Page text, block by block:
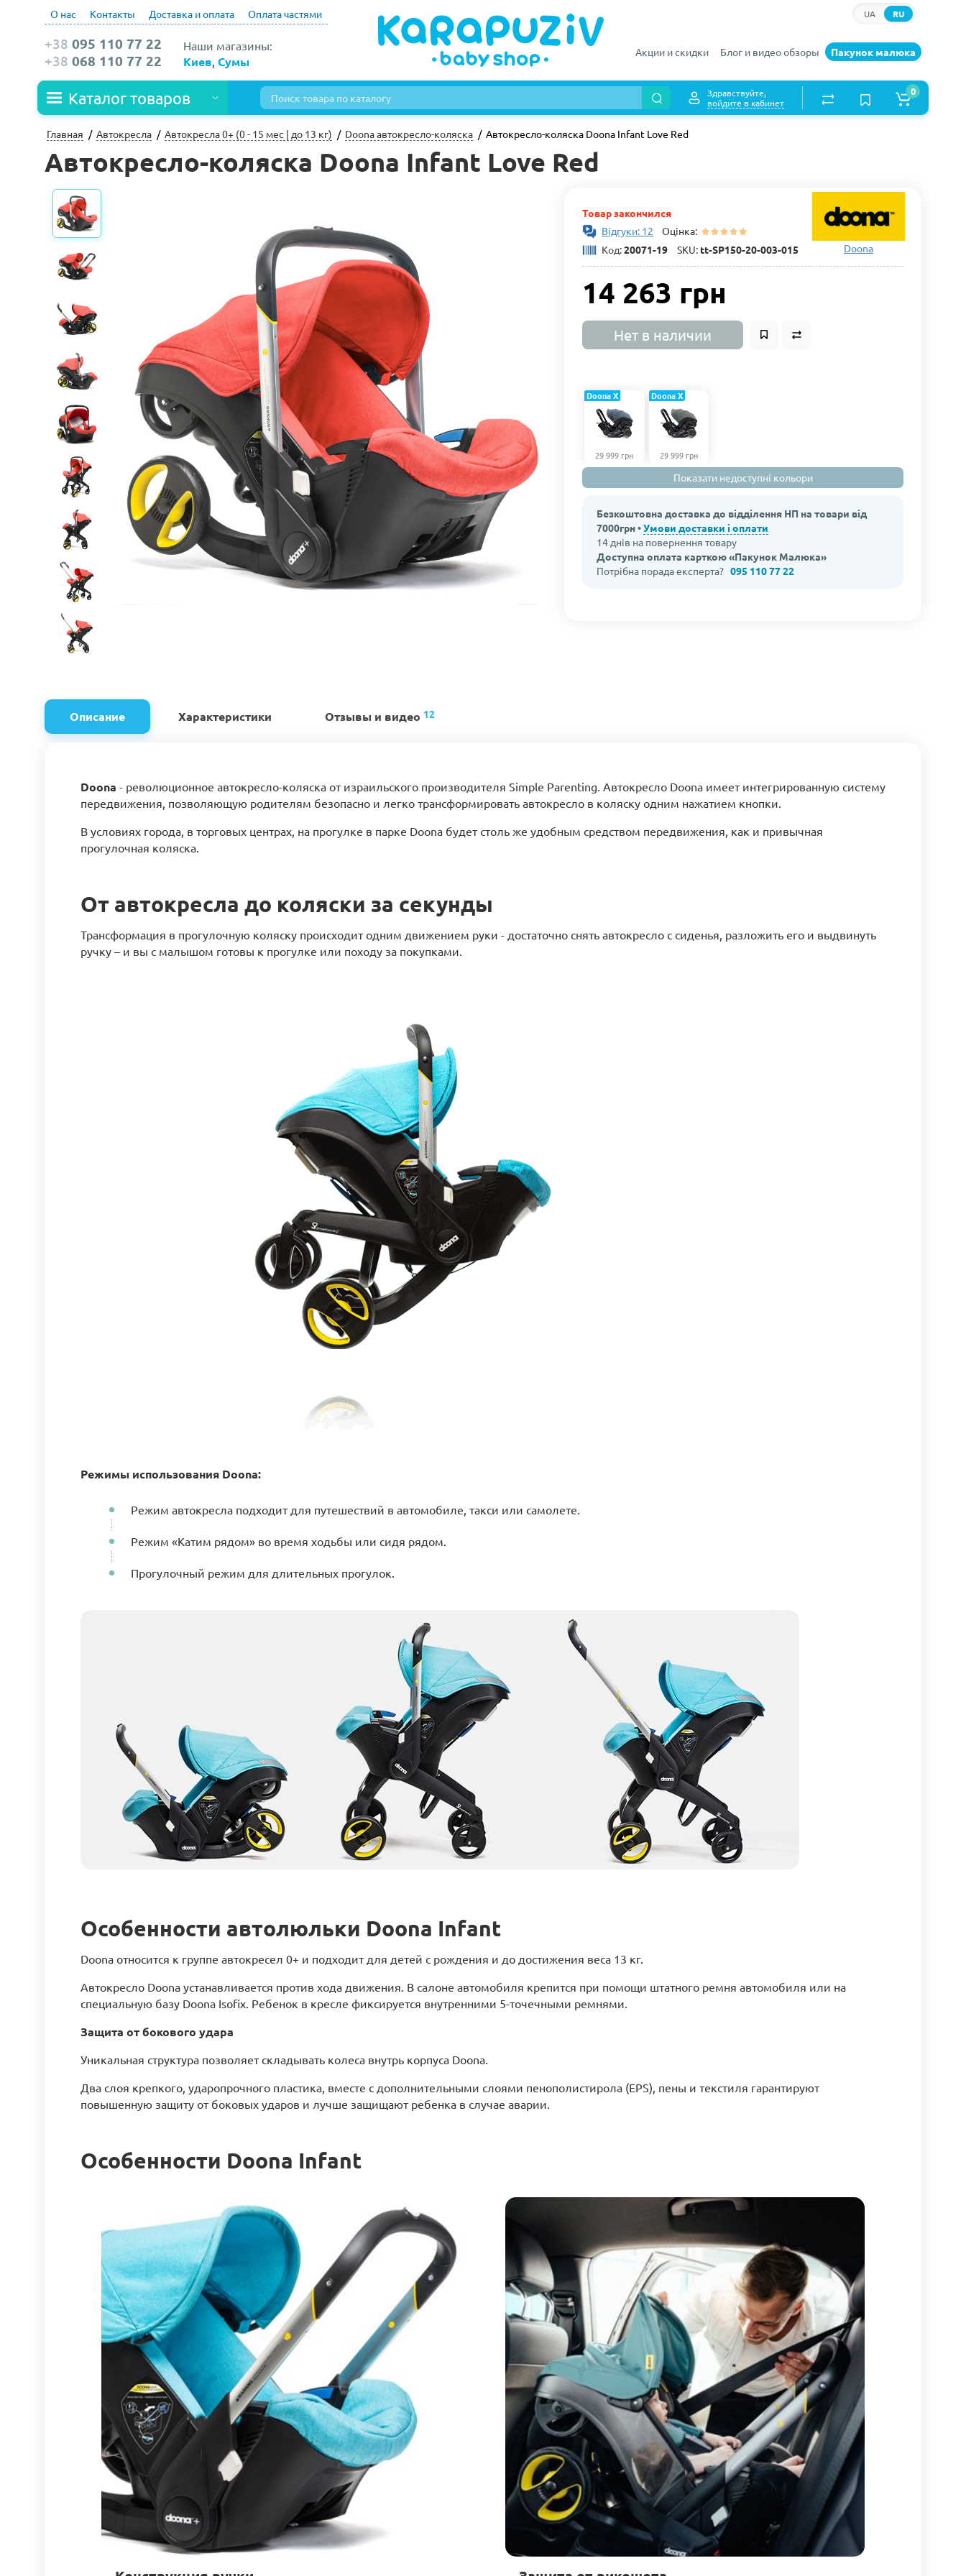
О нас Контакты Доставка и оплата Оплата частями RU
UA
Наши магазины:
Киев Сумы
+38 095 110 77 22
+38 068 110 77 22
Акции и скидки Блог и видео обзоры Пакунок малюка
Каталог товаров
Здравствуйте,
войдите в кабинет
0
Главная Автокресла Автокресла 0+ (0 - 15 мес | до 13 кг) Doona автокресло-коляска Автокресло-коляска Doona Infant Love Red
Автокресло-коляска Doona Infant Love Red
Товар закончился
Відгуки: 12 Оцінка:
Код:20071-19 SKU: tt-SP150-20-003-015 Doona
14 263 грн
Нет в наличии
29 999 грн
Doona X
29 999 грн
Doona X
Показати недоступні кольори
Безкоштовна доставка до відділення НП на товари від
7000грн •Умови доставки і оплати
14 днів на повернення товару
Доступна оплата карткою «Пакунок Малюка»
Потрібна порада експерта?095 110 77 22
Описание Характеристики Отзывы и видео 12
Doona - революционное автокресло-коляска от израильского производителя Simple Parenting. Автокресло Doona имеет интегрированную систему
передвижения, позволяющую родителям безопасно и легко трансформировать автокресло в коляску одним нажатием кнопки.
В условиях города, в торговых центрах, на прогулке в парке Doona будет столь же удобным средством передвижения, как и привычная
прогулочная коляска.
От автокресла до коляски за секунды
Трансформация в прогулочную коляску происходит одним движением руки - достаточно снять автокресло с сиденья, разложить его и выдвинуть
ручку – и вы с малышом готовы к прогулке или походу за покупками.
Режимы использования Doona:
Режим автокресла подходит для путешествий в автомобиле, такси или самолете.
Режим «Катим рядом» во время ходьбы или сидя рядом.
Прогулочный режим для длительных прогулок.
Особенности автолюльки Doona Infant
Doona относится к группе автокресел 0+ и подходит для детей с рождения и до достижения веса 13 кг.
Автокресло Doona устанавливается против хода движения. В салоне автомобиля крепится при помощи штатного ремня автомобиля или на
специальную базу Doona Isofix. Ребенок в кресле фиксируется внутренними 5-точечными ремнями.
Защита от бокового удара
Уникальная структура позволяет складывать колеса внутрь корпуса Doona.
Два слоя крепкого, ударопрочного пластика, вместе с дополнительными слоями пенополистирола (EPS), пены и текстиля гарантируют
повышенную защиту от боковых ударов и лучше защищают ребенка в случае аварии.
Особенности Doona Infant